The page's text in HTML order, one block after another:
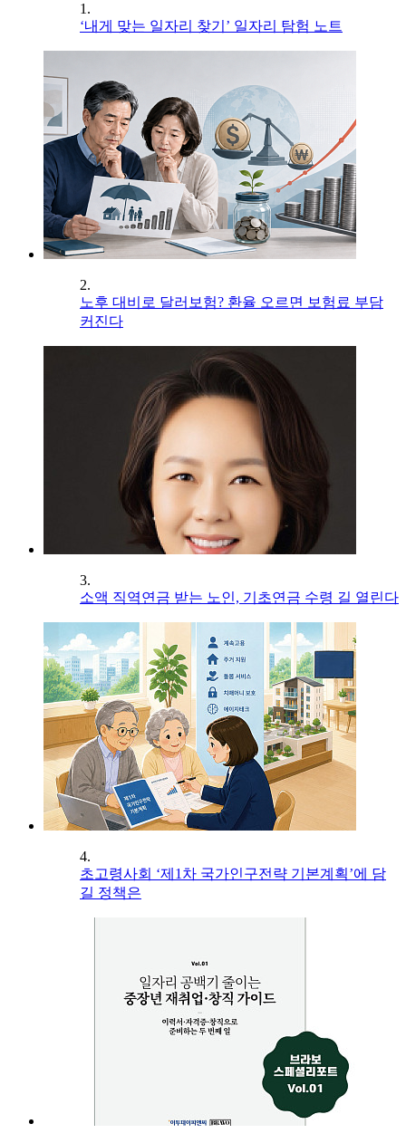
1.
‘내게 맞는 일자리 찾기’ 일자리 탐험 노트
2.
노후 대비로 달러보험? 환율 오르면 보험료 부담
커진다
3.
소액 직역연금 받는 노인, 기초연금 수령 길 열린다
4.
초고령사회 ‘제1차 국가인구전략 기본계획’에 담
길 정책은